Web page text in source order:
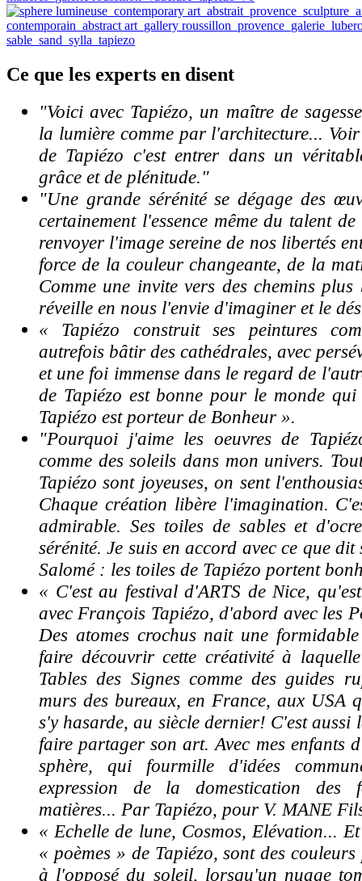
Ce que les experts en disent
"Voici avec Tapiézo, un maître de
la lumière comme par l'architecture...
de Tapiézo c'est entrer dans un
grâce et de plénitude."
"Une grande sérénité se dégage des
certainement l'essence même du talent
renvoyer l'image sereine de nos libertés
force de la couleur changeante, de la
Comme une invite vers des chemins plus
réveille en nous l'envie d'imaginer et le
« Tapiézo construit ses peintures
autrefois bâtir des cathédrales, avec
et une foi immense dans le regard de
de Tapiézo est bonne pour le monde
Tapiézo est porteur de Bonheur ».
"Pourquoi j'aime les oeuvres de
comme des soleils dans mon univers.
Tapiézo sont joyeuses, on sent
Chaque création libère l'imagination.
admirable. Ses toiles de sables et
sérénité. Je suis en accord avec ce que dit
Salomé : les toiles de Tapiézo portent
« C'est au festival d'ARTS de Nice,
avec François Tapiézo, d'abord avec les
Des atomes crochus nait une
faire découvrir cette créativité à
Tables des Signes comme des guides
murs des bureaux, en France, aux USA
s'y hasarde, au siècle dernier! C'est aussi
faire partager son art. Avec mes enfants
sphère, qui fourmille d'idées
expression de la domestication des
matières... Par Tapiézo, pour V. MANE
« Echelle de lune, Cosmos, Elévation...
« poèmes » de Tapiézo, sont des
à l'opposé du soleil, lorsqu'un nuage